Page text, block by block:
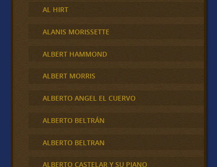
AL HIRT
ALANIS MORISSETTE
ALBERT HAMMOND
ALBERT MORRIS
ALBERTO ANGEL EL CUERVO
ALBERTO BELTRÁN
ALBERTO BELTRAN
ALBERTO CASTELAR Y SU PIANO